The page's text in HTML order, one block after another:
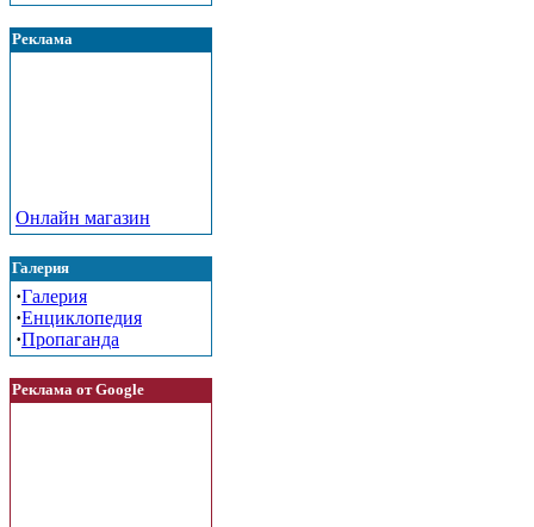
Реклама
Онлайн магазин
Галерия
·Галерия
·Енциклопедия
·Пропаганда
Реклама от Google